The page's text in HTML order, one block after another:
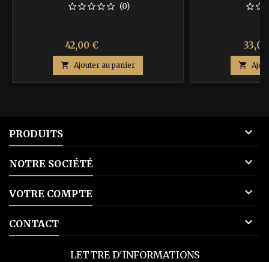
(0)
Prix
42,00 €
base
 Ajouter au panier
Prix

PRODUITS 
NOTRE SOCIÉTÉ 
VOTRE COMPTE 
CONTACT 
LETTRE D'INFORMATIONS